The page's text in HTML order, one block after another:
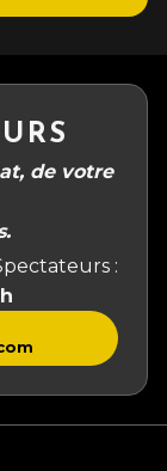
de votre
: